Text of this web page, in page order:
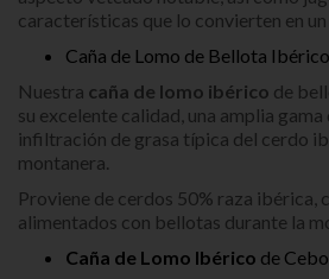
características que lo convierten en
Caña de Lomo de Bellota
Nuestra caña de lomo ibérico de
su excelente calidad, una amplia
infiltración de grasa típica del cerdo
montanera.
Proviene de cerdos 50% raza ibérica,
alimentados con bellotas durante la
Caña de Lomo Ibérico de Cebo